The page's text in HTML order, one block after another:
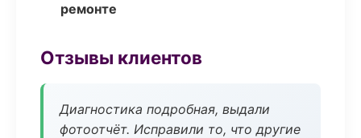
ремонте
Отзывы клиентов
Диагностика подробная, выдали
фотоотчёт. Исправили то, что другие